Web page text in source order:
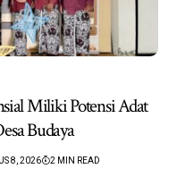
Miliki Potensi Adat
Budaya
8, 2026 2 MIN READ